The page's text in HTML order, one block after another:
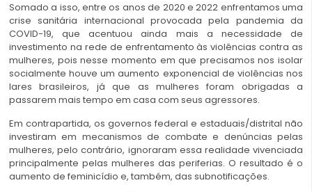
Somado a isso, entre os anos de 2020 e 2022 enfrentamos uma
crise sanitária internacional provocada pela pandemia da
COVID-19, que acentuou ainda mais a necessidade de
investimento na rede de enfrentamento às violências contra as
mulheres, pois nesse momento em que precisamos nos isolar
socialmente houve um aumento exponencial de violências nos
lares brasileiros, já que as mulheres foram obrigadas a
passarem mais tempo em casa com seus agressores.
Em contrapartida, os governos federal e estaduais/distrital não
investiram em mecanismos de combate e denúncias pelas
mulheres, pelo contrário, ignoraram essa realidade vivenciada
principalmente pelas mulheres das periferias. O resultado é o
aumento de feminicídio e, também, das subnotificações.